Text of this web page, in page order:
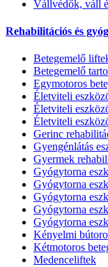
Vállvédők, váll
Rehabilitációs és
Betegemelő
Betegemelő
Egymotoros
Életviteli
Életviteli
Életviteli
Gerinc
Gyengénlátás
Gyermek
Gyógytorna
Gyógytorna
Gyógytorna
Gyógytorna
Gyógytorna
Kényelmi
Kétmotoros
Medenceliftek